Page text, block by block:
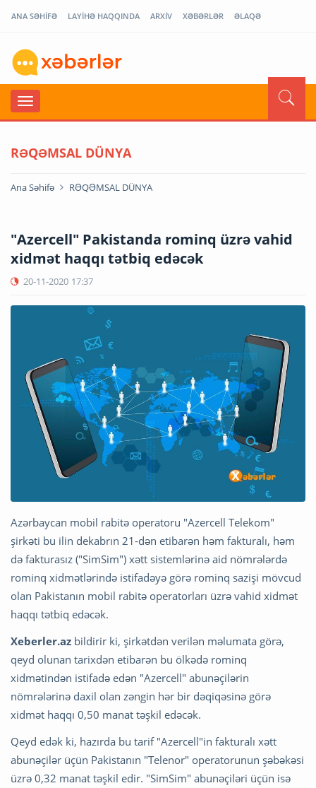
ANA SƏHİFƏ LAYİHƏ HAQQINDA ARXİV XƏBƏRLƏR ƏLAQƏ
RƏQƏMSAL DÜNYA
Ana Səhifə RƏQƏMSAL DÜNYA
"Azercell" Pakistanda rominq üzrə vahid
xidmət haqqı tətbiq edəcək
20-11-2020 17:37
Azərbaycan mobil rabitə operatoru "Azercell Telekom"
şirkəti bu ilin dekabrın 21-dən etibarən həm fakturalı, həm
də fakturasız ("SimSim") xətt sistemlərinə aid nömrələrdə
rominq xidmətlərində istifadəyə görə rominq sazişi mövcud
olan Pakistanın mobil rabitə operatorları üzrə vahid xidmət
haqqı tətbiq edəcək.
Xeberler.az bildirir ki, şirkətdən verilən məlumata görə,
qeyd olunan tarixdən etibarən bu ölkədə rominq
xidmətindən istifadə edən "Azercell" abunəçilərin
nömrələrinə daxil olan zəngin hər bir dəqiqəsinə görə
xidmət haqqı 0,50 manat təşkil edəcək.
Qeyd edək ki, hazırda bu tarif "Azercell"in fakturalı xətt
abunəçilər üçün Pakistanın "Telenor" operatorunun şəbəkəsi
üzrə 0,32 manat təşkil edir. "SimSim" abunəçiləri üçün isə